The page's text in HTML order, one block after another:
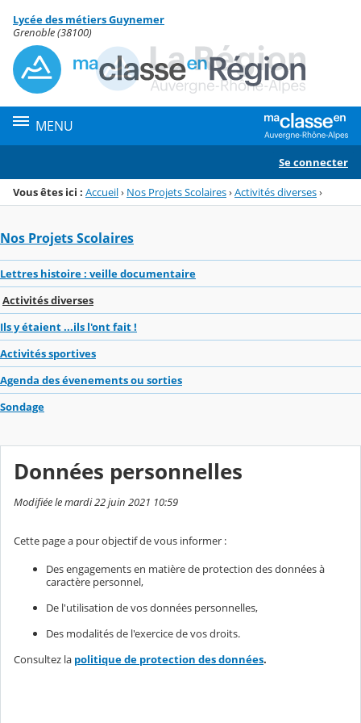
Menu de la rubrique
Contenu
Lycée des métiers Guynemer
Grenoble (38100)
MENU
Se connecter
Vous êtes ici : Accueil› Nos Projets Scolaires›Activités diverses›
Nos Projets Scolaires
Lettres histoire : veille documentaire
Activités diverses
Ils y étaient ...ils l'ont fait !
Activités sportives
Agenda des évenements ou sorties
Sondage
Données personnelles
Modifiée le mardi 22 juin 2021 10:59
Cette page a pour objectif de vous informer :
Des engagements en matière de protection des données à
caractère personnel,
De l'utilisation de vos données personnelles,
Des modalités de l'exercice de vos droits.
Consultez la politique de protection des données.